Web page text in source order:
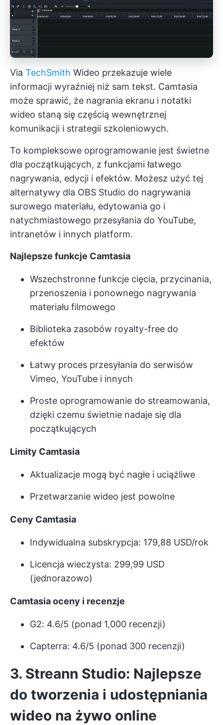
Via TechSmith Wideo przekazuje wiele
informacji wyraźniej niż sam tekst. Camtasia
może sprawić, że nagrania ekranu i notatki
wideo staną się częścią wewnętrznej
komunikacji i strategii szkoleniowych.
To kompleksowe oprogramowanie jest świetne
dla początkujących, z funkcjami łatwego
nagrywania, edycji i efektów. Możesz użyć tej
alternatywy dla OBS Studio do nagrywania
surowego materiału, edytowania go i
natychmiastowego przesyłania do YouTube,
intranetów i innych platform.
Najlepsze funkcje Camtasia
Wszechstronne funkcje cięcia, przycinania,
przenoszenia i ponownego nagrywania
materiału filmowego
Biblioteka zasobów royalty-free do
efektów
Łatwy proces przesyłania do serwisów
Vimeo, YouTube i innych
Proste oprogramowanie do streamowania,
dzięki czemu świetnie nadaje się dla
początkujących
Limity Camtasia
Aktualizacje mogą być nagłe i uciążliwe
Przetwarzanie wideo jest powolne
Ceny Camtasia
Indywidualna subskrypcja: 179,88 USD/rok
Licencja wieczysta: 299,99 USD
(jednorazowo)
Camtasia oceny i recenzje
G2: 4.6/5 (ponad 1,000 recenzji)
Capterra: 4.6/5 (ponad 300 recenzji)
3. Streann Studio: Najlepsze
do tworzenia i udostępniania
wideo na żywo online